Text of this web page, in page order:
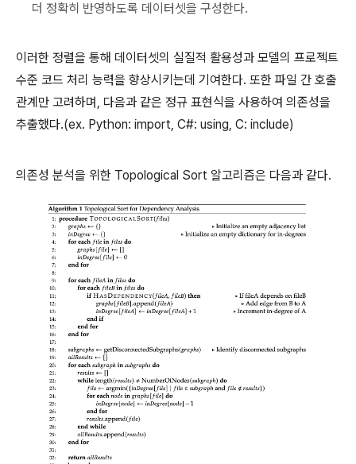
더 정확히 반영하도록 데이터셋을 구성한다.
이러한 정렬을 통해 데이터셋의 실질적 활용성과 모델의 프로젝트
수준 코드 처리 능력을 향상시키는데 기여한다. 또한 파일 간 호출
관계만 고려하며, 다음과 같은 정규 표현식을 사용하여 의존성을
추출했다.(ex. Python: import, C#: using, C: include)
의존성 분석을 위한 Topological Sort 알고리즘은 다음과 같다.